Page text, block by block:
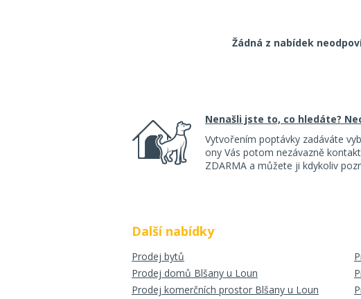
Žádná z nabídek
Nenašli jste to, co hledáte?
Vytvořením poptávky zadáváte
ony Vás potom nezávazně
ZDARMA a můžete ji kdykoliv
Další nabídky
Prodej bytů
Prodej domů Blšany u Loun
Prodej komerčních prostor Blšany u Loun